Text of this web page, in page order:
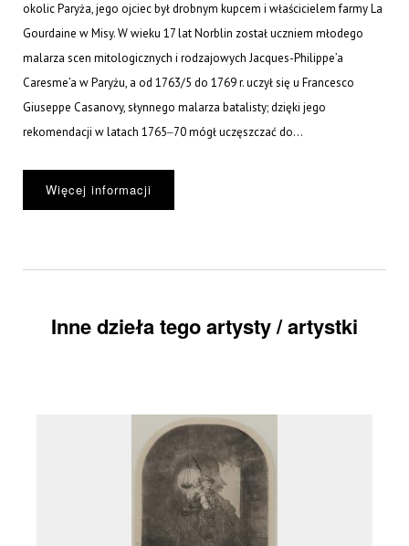
okolic Paryża, jego ojciec był drobnym kupcem i właścicielem farmy La
Gourdaine w Misy. W wieku 17 lat Norblin został uczniem młodego
malarza scen mitologicznych i rodzajowych Jacques-Philippe’a
Caresme’a w Paryżu, a od 1763/5 do 1769 r. uczył się u Francesco
Giuseppe Casanovy, słynnego malarza batalisty; dzięki jego
rekomendacji w latach 1765‒70 mógł uczęszczać do...
Więcej informacji
Inne dzieła tego artysty / artystki